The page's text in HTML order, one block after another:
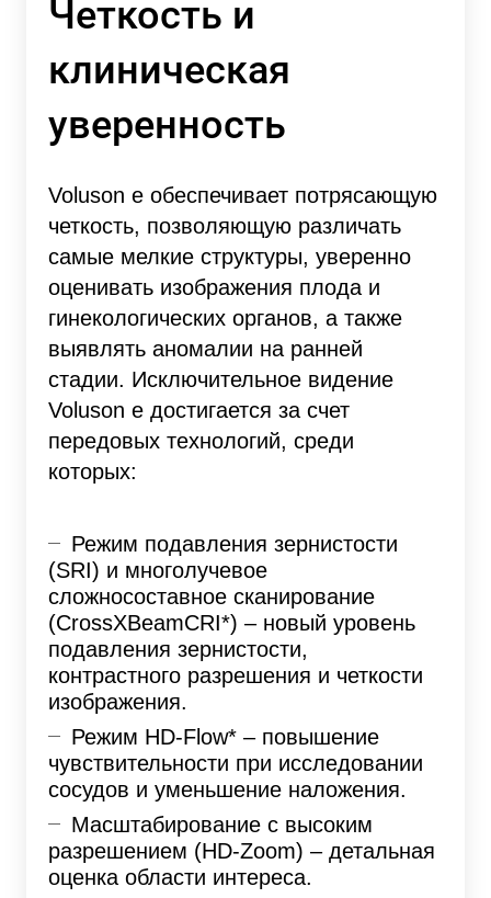
Четкость и
клиническая
уверенность
Voluson e обеспечивает потрясающую
четкость, позволяющую различать
самые мелкие структуры, уверенно
оценивать изображения плода и
гинекологических органов, а также
выявлять аномалии на ранней
стадии. Исключительное видение
Voluson e достигается за счет
передовых технологий, среди
которых:
Режим подавления зернистости
(SRI) и многолучевое
сложносоставное сканирование
(CrossXBeamCRI*) – новый уровень
подавления зернистости,
контрастного разрешения и четкости
изображения.
Режим HD-Flow* – повышение
чувствительности при исследовании
сосудов и уменьшение наложения.
Масштабирование с высоким
разрешением (HD-Zoom) – детальная
оценка области интереса.